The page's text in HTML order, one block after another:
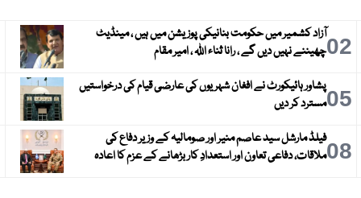
02آزاد کشمیر میں حکومت بنانیکی پوزیشن میں ہیں ، مینڈیٹ
چھیننے نہیں دیں گے ، رانا ثناء اللہ ، امیر مقام
05پشاور ہائیکورٹ نے افغان شہریوں کی عارضی قیام کی درخواستیں
مسترد کر دیں
08فیلڈ مارشل سید عاصم منیر اور صومالیہ کے وزیر دفاع کی
ملاقات، دفاعی تعاون اور استعدادِ کار بڑھانے کے عزم کا اعادہ